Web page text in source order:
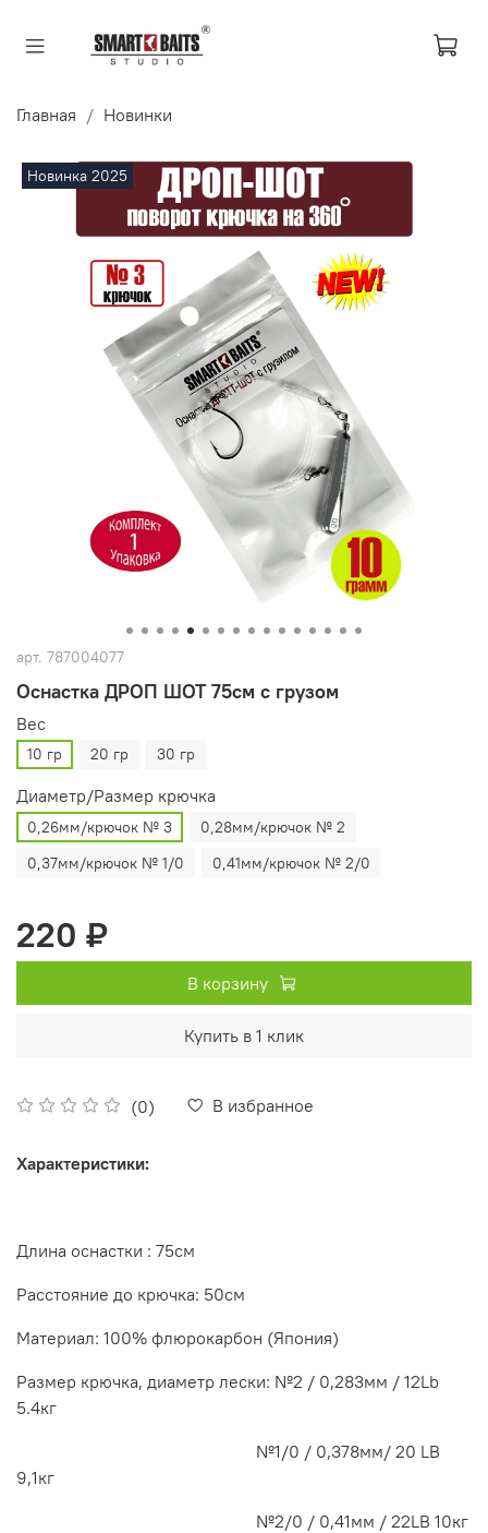
Главная Новинки
Новинка 2025
арт. 787004077
Оснастка ДРОП ШОТ 75см с грузом
(0) В избранное
Вес
10 гр 20 гр 30 гр
Диаметр/Размер крючка
0,26мм/крючок № 3
0,28мм/крючок № 2
0,37мм/крючок № 1/0
0,41мм/крючок № 2/0
220 ₽
В корзину
Купить в 1 клик
Характеристики:
Длина оснастки : 75см
Расстояние до крючка: 50см
Материал: 100% флюрокарбон (Япония)
Размер крючка, диаметр лески: №2 / 0,283мм / 12Lb
5.4кг
№1/0 / 0,378мм/ 20 LB
9,1кг
№2/0 / 0,41мм / 22LB 10кг